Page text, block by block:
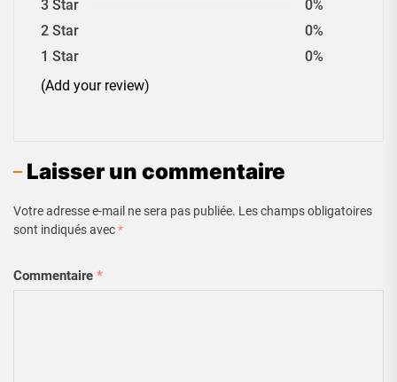
3 Star
0%
2 Star
0%
1 Star
0%
(Add your review)
Laisser un commentaire
Votre adresse e-mail ne sera pas publiée. Les champs obligatoires
sont indiqués avec*
Commentaire *